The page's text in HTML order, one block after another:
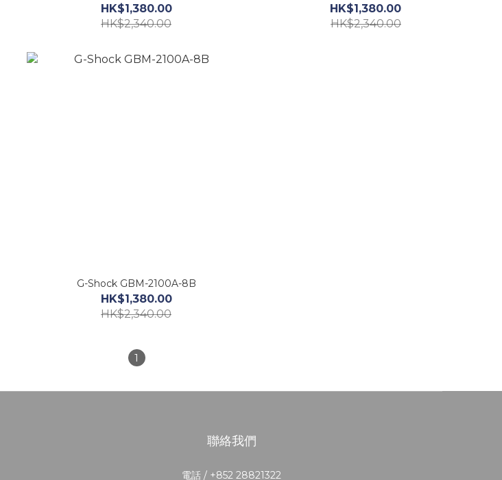
HK$1,380.00
HK$2,340.00
HK$1,380.00
HK$2,340.00
G-Shock GBM-2100A-8B
HK$1,380.00
HK$2,340.00
1
聯絡我們
電話 / +852 28821322